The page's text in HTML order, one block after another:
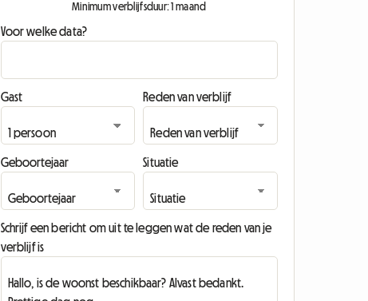
Minimum verblijfsduur: 1 maand
Voor welke data?
Gast Reden van verblijf
Geboortejaar Situatie
Schrijf een bericht om uit te leggen wat de reden van je
verblijf is